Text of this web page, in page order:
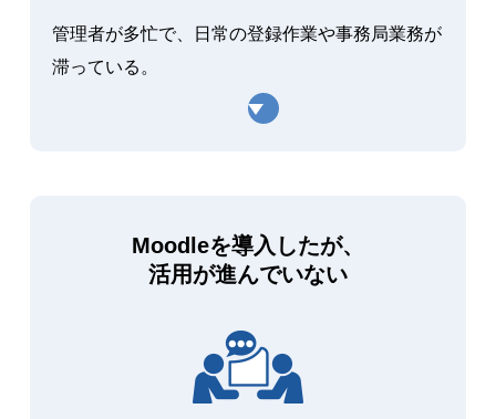
管理者が多忙で、日常の登録作業や事務局業務が
滞っている。
Moodleを導入したが、
活用が進んでいない